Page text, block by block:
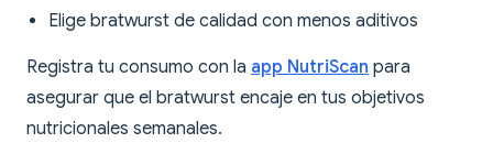
Elige bratwurst de calidad con menos aditivos
Registra tu consumo con la app NutriScan para
asegurar que el bratwurst encaje en tus objetivos
nutricionales semanales.